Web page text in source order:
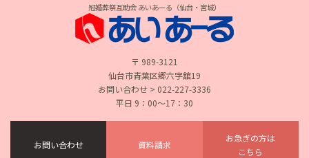
冠婚葬祭互助会 あいあーる（仙台・宮城）
〒 989-3121
仙台市青葉区郷六字舘19
お問い合わせ > 022-227-3336
平日 9：00〜17：30
お問い合わせ 資料請求
お急ぎの方は
こちら